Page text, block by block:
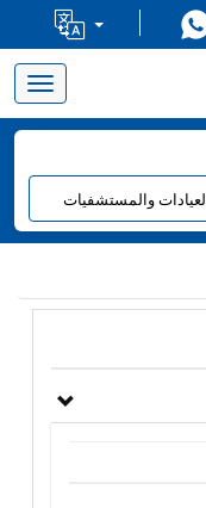
Toggle
navigation